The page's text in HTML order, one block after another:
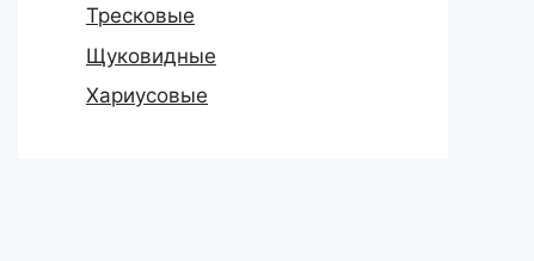
Тресковые
Щуковидные
Хариусовые